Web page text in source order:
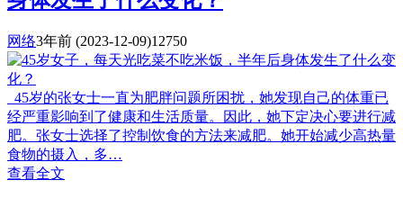
网络3年前 (2023-12-09)12750
45岁的张女士一直为肥胖问题所困扰，她发现自己的体重已
经严重影响到了健康和生活质量。因此，她下定决心要进行减
肥。张女士选择了控制饮食的方法来减肥。她开始减少高热量
食物的摄入，多…
查看全文